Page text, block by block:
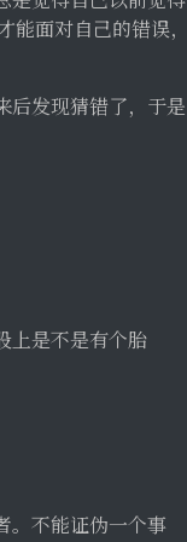
面对自己的错误，
后发现猜错了，于是
上是不是有个胎
。不能证伪一个事